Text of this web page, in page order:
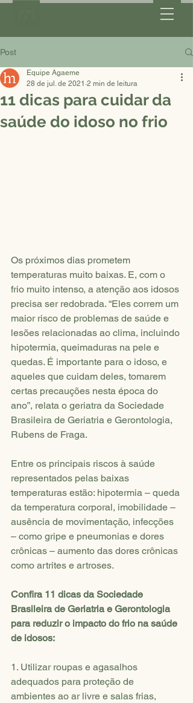
Post
11 dicas para cuidar da
saúde do idoso no frio
Equipe Agaeme
28 de jul. de 2021 2 min de leitura
Os próximos dias prometem
temperaturas muito baixas. E, com o
frio muito intenso, a atenção aos idosos
precisa ser redobrada. “Eles correm um
maior risco de problemas de saúde e
lesões relacionadas ao clima, incluindo
hipotermia, queimaduras na pele e
quedas. É importante para o idoso, e
aqueles que cuidam deles, tomarem
certas precauções nesta época do
ano”, relata o geriatra da Sociedade
Brasileira de Geriatria e Gerontologia,
Rubens de Fraga.
Entre os principais riscos à saúde
representados pelas baixas
temperaturas estão: hipotermia – queda
da temperatura corporal, imobilidade –
ausência de movimentação, infecções
– como gripe e pneumonias e dores
crônicas – aumento das dores crônicas
como artrites e artroses.
Confira 11 dicas da Sociedade
Brasileira de Geriatria e Gerontologia
para reduzir o impacto do frio na saúde
de idosos:
1. Utilizar roupas e agasalhos
adequados para proteção de
ambientes ao ar livre e salas frias,